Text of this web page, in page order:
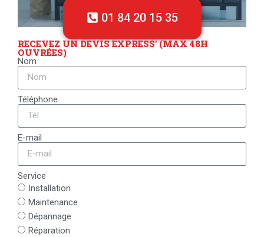
01 84 20 15 35
RECEVEZ UN DEVIS EXPRESS' (MAX 48H
OUVRÉES)
Nom
Téléphone
E-mail
Service
Installation
Maintenance
Dépannage
Réparation